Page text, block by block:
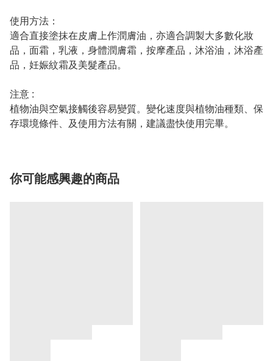
使用方法：
適合直接塗抹在皮膚上作潤膚油，亦適合調製大多數化妝
品，面霜，乳液，身體潤膚霜，按摩產品，沐浴油，沐浴產
品，妊娠紋霜及美髮產品。
注意 :
植物油與空氣接觸後容易變質。變化速度與植物油種類、保
存環境條件、及使用方法有關，建議盡快使用完畢。
你可能感興趣的商品